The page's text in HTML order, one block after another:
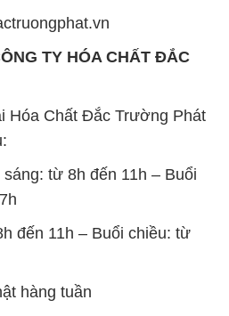
TY HÓA CHẤT ĐẮC
Hóa Chất Đắc Trường Phát
từ 8h đến 11h – Buổi
đến 11h – Buổi chiều: từ
hàng tuần